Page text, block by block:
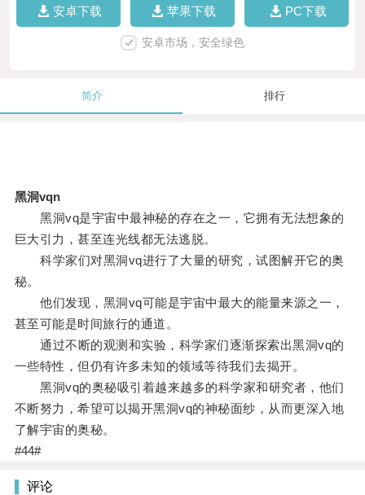
安卓下载 苹果下载 PC下载
安卓市场，安全绿色
简介 排行
黑洞vqn
黑洞vq是宇宙中最神秘的存在之一，它拥有无法想象的
巨大引力，甚至连光线都无法逃脱。
科学家们对黑洞vq进行了大量的研究，试图解开它的奥
秘。
他们发现，黑洞vq可能是宇宙中最大的能量来源之一，
甚至可能是时间旅行的通道。
通过不断的观测和实验，科学家们逐渐探索出黑洞vq的
一些特性，但仍有许多未知的领域等待我们去揭开。
黑洞vq的奥秘吸引着越来越多的科学家和研究者，他们
不断努力，希望可以揭开黑洞vq的神秘面纱，从而更深入地
了解宇宙的奥秘。
#44#
评论